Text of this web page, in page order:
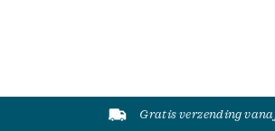
Gratis verzending